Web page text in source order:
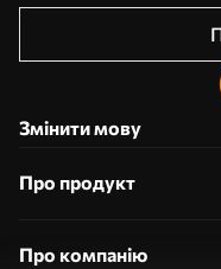
Змінити мову
Про продукт
Про компанію